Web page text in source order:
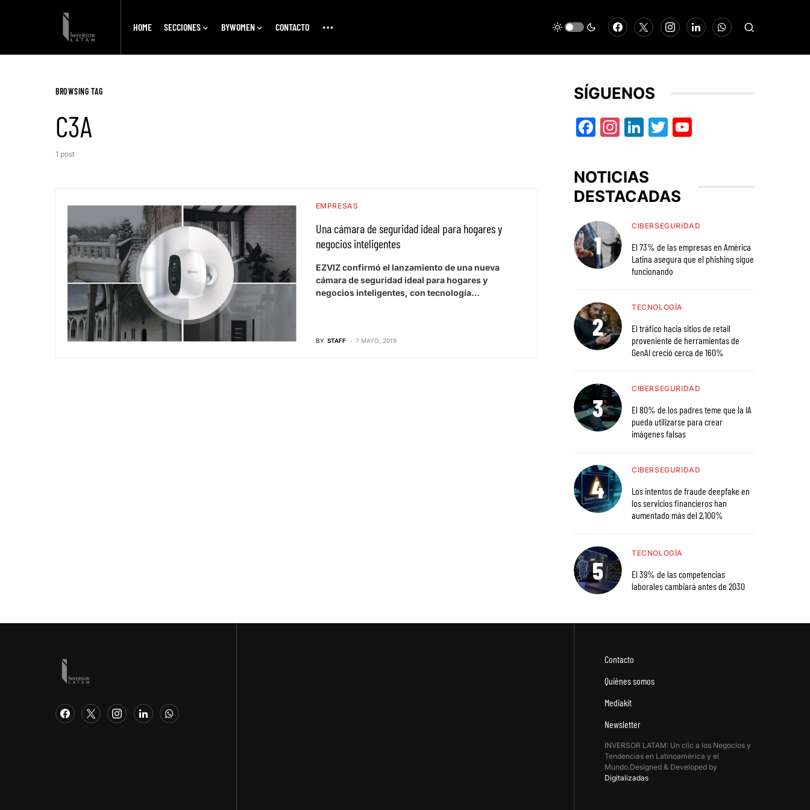
HOME SECCIONES BYWOMEN CONTACTO
BROWSING TAG
C3A
1 post
EMPRESAS
Una cámara de seguridad ideal para hogares y
negocios inteligentes
EZVIZ confirmó el lanzamiento de una nueva
cámara de seguridad ideal para hogares y
negocios inteligentes, con tecnología…
BY STAFF 7 MAYO, 2019
SÍGUENOS
Facebook
Instagram
LinkedIn
Twitter
NOTICIAS
DESTACADAS
CIBERSEGURIDAD
El 73% de las empresas en América
Latina asegura que el phishing sigue
funcionando
TECNOLOGÍA
El tráfico hacia sitios de retail
proveniente de herramientas de
GenAI creció cerca de 160%
CIBERSEGURIDAD
El 80% de los padres teme que la IA
pueda utilizarse para crear
imágenes falsas
CIBERSEGURIDAD
Los intentos de fraude deepfake en
los servicios financieros han
aumentado más del 2,100%
TECNOLOGÍA
El 39% de las competencias
laborales cambiará antes de 2030
Contacto
Quiénes somos
Mediakit
Newsletter
INVERSOR LATAM: Un clic a los Negocios y
Tendencias en Latinoamérica y el
Mundo.Designed & Developed by
Digitalizadas